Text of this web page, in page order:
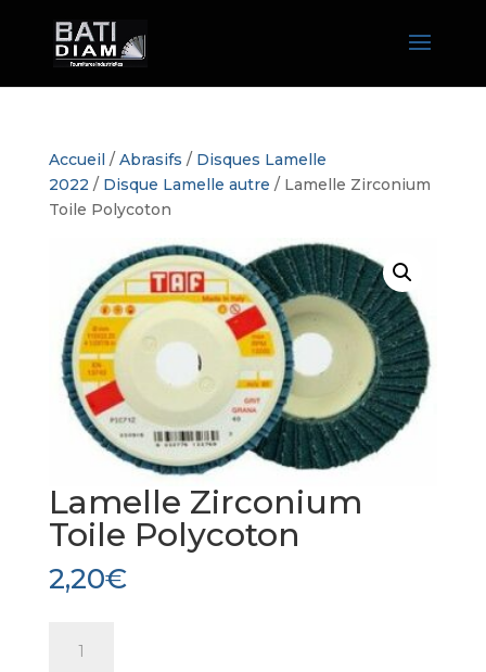
Accueil / Abrasifs / Disques Lamelle
2022 / Disque Lamelle autre / Lamelle Zirconium
Toile Polycoton
Lamelle Zirconium
Toile Polycoton
2,20€